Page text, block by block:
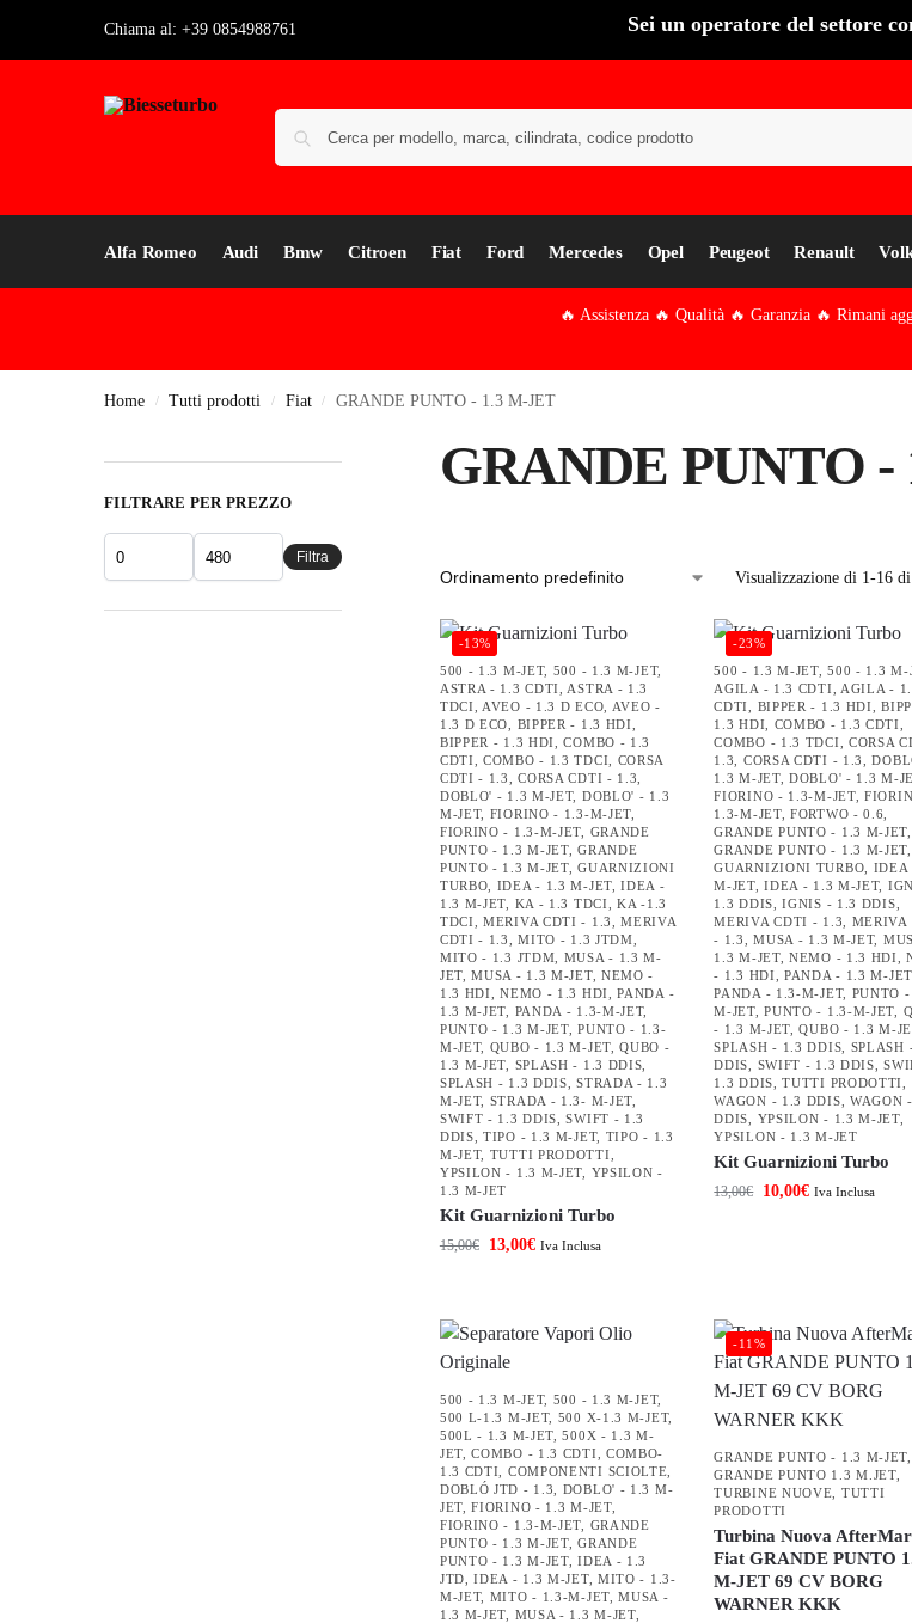
Chiama al: +39 0854988761 Sei un operatore del settore
Alfa Romeo Audi Bmw Citroen Fiat Ford Mercedes Opel Peugeot Renault
🔥 Assistenza 🔥 Qualità 🔥 Garanzia 🔥 Rimani
Home / Tutti prodotti / Fiat / GRANDE PUNTO - 1.3 M-JET
GRANDE PUNTO -
Visualizzazione di 1-16
-13%
500 - 1.3 M-JET, 500 - 1.3 M-JET,
ASTRA - 1.3 CDTI
ASTRA - 1.3
TDCI
AVEO - 1.3 D ECO
AVEO -
1.3 D ECO
BIPPER - 1.3 HDI
BIPPER - 1.3 HDI
,COMBO - 1.3
CDTI
,COMBO - 1.3 TDCI
CORSA
CDTI - 1.3
,CORSA CDTI - 1.3
DOBLO' - 1.3 M-JET, DOBLO' - 1.3
M-JET, FIORINO - 1.3-M-JET
FIORINO - 1.3-M-JET
GRANDE
PUNTO - 1.3 M-JET,GRANDE
PUNTO - 1.3 M-JET,GUARNIZIONI
TURBO
IDEA - 1.3 M-JET,IDEA -
1.3 M-JET
KA - 1.3 TDCI ,KA -1.3
TDCI
,MERIVA CDTI - 1.3 ,MERIVA
CDTI - 1.3
,MITO - 1.3 JTDM
MITO - 1.3 JTDM
MUSA - 1.3 M-
JET,MUSA - 1.3 M-JET, NEMO -
1.3 HDI
,NEMO - 1.3 HDI ,PANDA -
1.3 M-JET
PANDA - 1.3-M-JET,
PUNTO - 1.3 M-JET,PUNTO - 1.3-
M-JET, QUBO - 1.3 M-JET,QUBO -
1.3 M-JET
SPLASH - 1.3 DDIS
SPLASH - 1.3 DDIS ,STRADA - 1.3
M-JET, STRADA - 1.3- M-JET
SWIFT - 1.3 DDIS ,SWIFT - 1.3
DDIS ,TIPO - 1.3 M-JET, TIPO - 1.3
M-JET, TUTTI PRODOTTI
YPSILON - 1.3 M-JET
YPSILON -
1.3 M-JET
Kit Guarnizioni Turbo
15,00€ 13,00€ Iva Inclusa
-23%
500 - 1.3 M-JET,500 - 1.3 M-
AGILA - 1.3 CDTI
AGILA -
CDTI
BIPPER - 1.3 HDI ,
1.3 HDI
COMBO - 1.3 CDTI
COMBO - 1.3 TDCI
CORSA
1.3
CORSA CDTI - 1.3 ,
1.3 M-JET,DOBLO' - 1.3 M-
FIORINO - 1.3-M-JET,
1.3-M-JET,FORTWO - 0.6
GRANDE PUNTO - 1.3 M-JET
GRANDE PUNTO - 1.3 M-JET
GUARNIZIONI TURBO
IDEA
M-JET,IDEA - 1.3 M-JET,
1.3 DDIS ,IGNIS - 1.3 DDIS
MERIVA CDTI - 1.3
MERIVA
- 1.3
,MUSA - 1.3 M-JET,
1.3 M-JET,NEMO - 1.3 HDI ,
- 1.3 HDI
,PANDA - 1.3 M-JET,
PANDA - 1.3-M-JET, PUNTO
M-JET,PUNTO - 1.3-M-JET
- 1.3 M-JET ,QUBO - 1.3 M-
SPLASH - 1.3 DDIS
SPLASH
DDIS
SWIFT - 1.3 DDIS ,
1.3 DDIS ,TUTTI PRODOTTI
WAGON - 1.3 DDIS
WAGON
DDIS
YPSILON - 1.3 M-JET,
YPSILON - 1.3 M-JET
Kit Guarnizioni Turbo
13,00€ 10,00€ Iva Inclusa
500 - 1.3 M-JET, 500 - 1.3 M-JET,
500 L-1.3 M-JET, 500 X-1.3 M-JET,
500L - 1.3 M-JET ,500X - 1.3 M-
JET,COMBO - 1.3 CDTI
COMBO-
1.3 CDTI
COMPONENTI SCIOLTE
DOBLÓ JTD - 1.3
DOBLO' - 1.3 M-
JET,FIORINO - 1.3 M-JET,
FIORINO - 1.3-M-JET
GRANDE
PUNTO - 1.3 M-JET,GRANDE
PUNTO - 1.3 M-JET,IDEA - 1.3
JTD ,IDEA - 1.3 M-JET, MITO - 1.3-
M-JET, MITO - 1.3-M-JET,MUSA -
1.3 M-JET
MUSA - 1.3 M-JET,
-11%
GRANDE PUNTO - 1.3 M-JET
GRANDE PUNTO 1.3 M.JET,
TURBINE NUOVE
TUTTI
PRODOTTI
Turbina Nuova
Fiat GRANDE PUNTO
M-JET 69 CV BORG
WARNER KKK
FILTRARE PER PREZZO
Filtra